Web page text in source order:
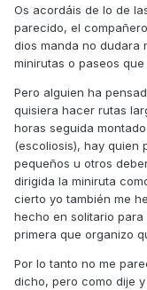
Os acordáis de lo de
parecido, el
dios manda no dudara
minirutas o paseos
Pero alguien ha
quisiera hacer rutas
horas seguida
(escoliosis), hay quien
pequeños u otros
dirigida la miniruta
cierto yo también me
hecho en solitario
primera que organizo
Por lo tanto no me
dicho, pero como dije